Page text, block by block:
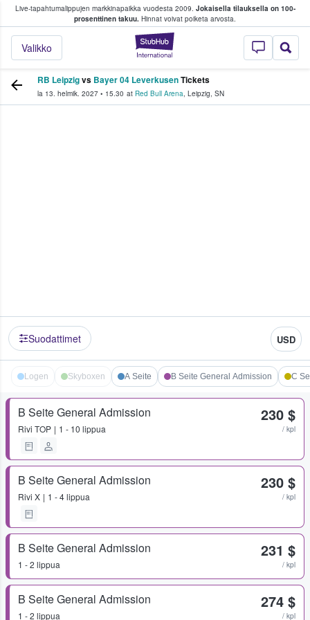
Live-tapahtumalippujen markkinapaikka vuodesta 2009. Jokaisella tilauksella on 100-
prosenttinen takuu. Hinnat voivat poiketa arvosta.
StubHub -
Valikko
fanit ostavat ja myyvät lippuja
RB Leipzigvs Bayer 04 LeverkusenTickets
la 13. helmik. 2027 • 15.30 at Red Bull Arena, Leipzig, SN
Suodattimet USD
Logen Skyboxen A Seite B Seite General Admission C
B Seite General Admission
Rivi TOP 1 - 10 lippua
230 $
/ kpl
B Seite General Admission
Rivi X 1 - 4 lippua
230 $
/ kpl
B Seite General Admission
1 - 2 lippua
231 $
/ kpl
B Seite General Admission
1 - 2 lippua
274 $
/ kpl